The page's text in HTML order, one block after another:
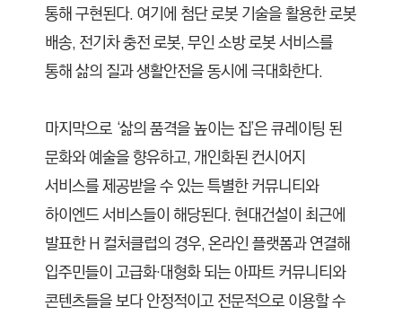
통해 구현된다. 여기에 첨단 로봇 기술을 활용한 로봇
배송, 전기차 충전 로봇, 무인 소방 로봇 서비스를
통해 삶의 질과 생활안전을 동시에 극대화한다.
마지막으로 ‘삶의 품격을 높이는 집’은 큐레이팅 된
문화와 예술을 향유하고, 개인화된 컨시어지
서비스를 제공받을 수 있는 특별한 커뮤니티와
하이엔드 서비스들이 해당된다. 현대건설이 최근에
발표한 H 컬처클럽의 경우, 온라인 플랫폼과 연결해
입주민들이 고급화·대형화 되는 아파트 커뮤니티와
콘텐츠들을 보다 안정적이고 전문적으로 이용할 수